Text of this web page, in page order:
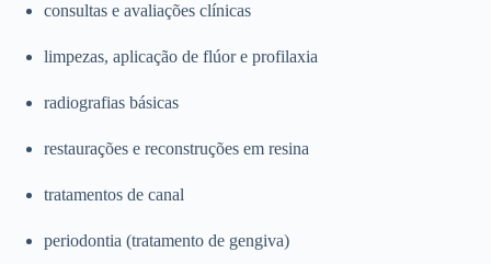
consultas e avaliações clínicas
limpezas, aplicação de flúor e profilaxia
radiografias básicas
restaurações e reconstruções em resina
tratamentos de canal
periodontia (tratamento de gengiva)